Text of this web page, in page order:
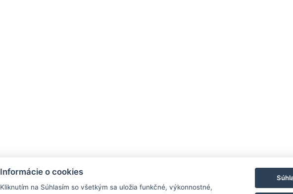
Informácie o cookies
Kliknutím na Súhlasím so všetkým sa uložia funkčné, výkonnostné,